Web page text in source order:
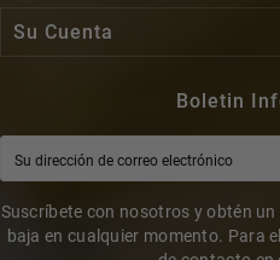
Su Cuenta
Boletin
Suscríbete con nosotros y obtén
baja en cualquier momento. Para